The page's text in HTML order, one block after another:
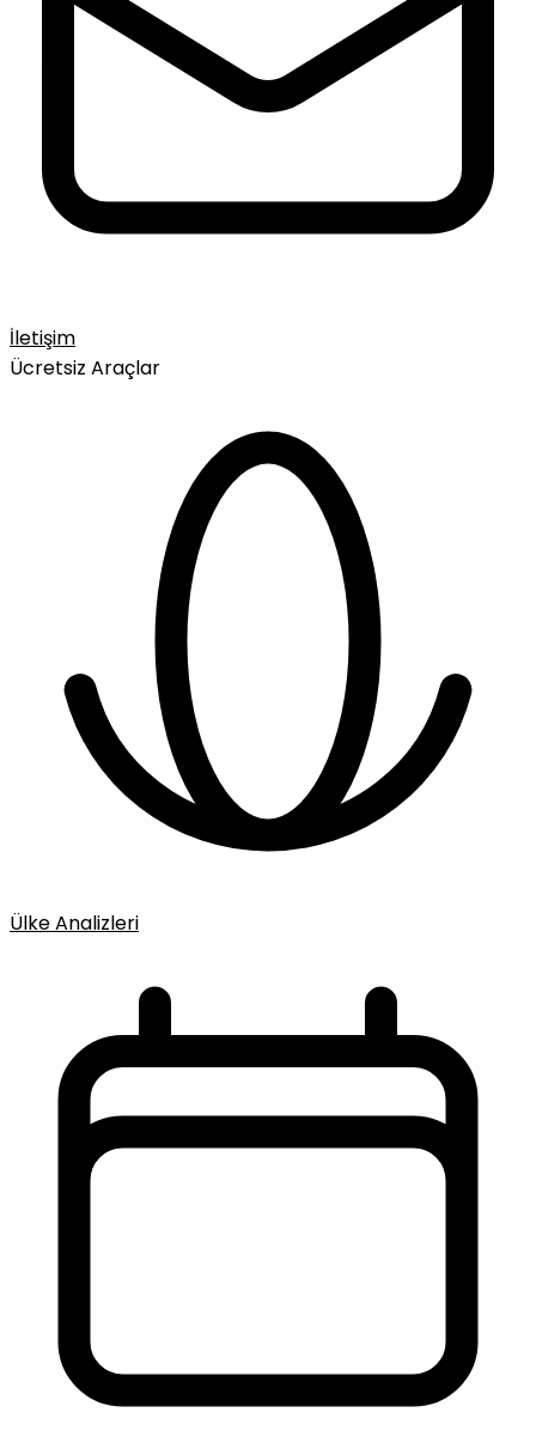
İletişim
Ücretsiz Araçlar
Ülke Analizleri